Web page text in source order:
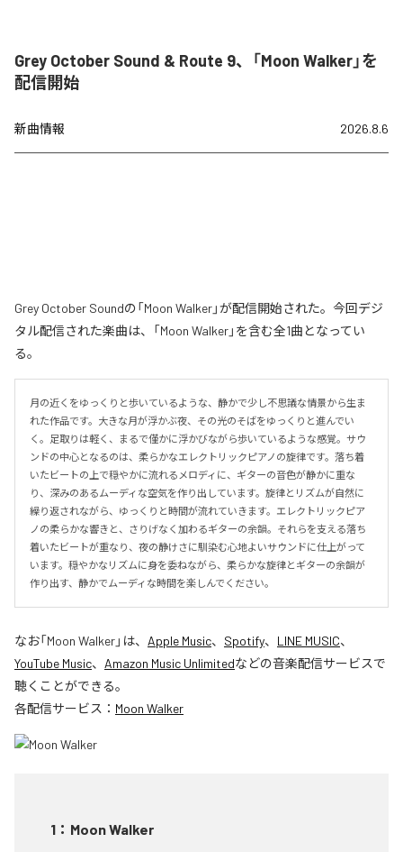
Grey October Sound & Route 9、「Moon Walker」を
配信開始
新曲情報 2026.8.6
Grey October Soundの「Moon Walker」が配信開始された。今回デジ
タル配信された楽曲は、「Moon Walker」を含む全1曲となってい
る。
月の近くをゆっくりと歩いているような、静かで少し不思議な情景から生ま
れた作品です。大きな月が浮かぶ夜、その光のそばをゆっくりと進んでい
く。足取りは軽く、まるで僅かに浮かびながら歩いているような感覚。サウ
ンドの中心となるのは、柔らかなエレクトリックピアノの旋律です。落ち着
いたビートの上で穏やかに流れるメロディに、ギターの音色が静かに重な
り、深みのあるムーディな空気を作り出しています。旋律とリズムが自然に
繰り返されながら、ゆっくりと時間が流れていきます。エレクトリックピア
ノの柔らかな響きと、さりげなく加わるギターの余韻。それらを支える落ち
着いたビートが重なり、夜の静けさに馴染む心地よいサウンドに仕上がって
います。穏やかなリズムに身を委ねながら、柔らかな旋律とギターの余韻が
作り出す、静かでムーディな時間を楽しんでください。
なお「Moon Walker」は、 Apple Music、 Spotify、 LINE MUSIC、
YouTube Music、 Amazon Music Unlimitedなどの音楽配信サービスで
聴くことができる。
各配信サービス： Moon Walker
1 ： Moon Walker